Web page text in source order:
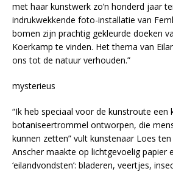
met haar kunstwerk zo’n honderd jaar
indrukwekkende foto-installatie van
bomen zijn prachtig gekleurde doeken
Koerkamp te vinden. Het thema van
ons tot de natuur verhouden.”
mysterieus
“Ik heb speciaal voor de kunstroute een
botaniseertrommel ontworpen, die
kunnen zetten” vult kunstenaar Loes
Anscher maakte op lichtgevoelig papier
‘eilandvondsten’: bladeren, veertjes,